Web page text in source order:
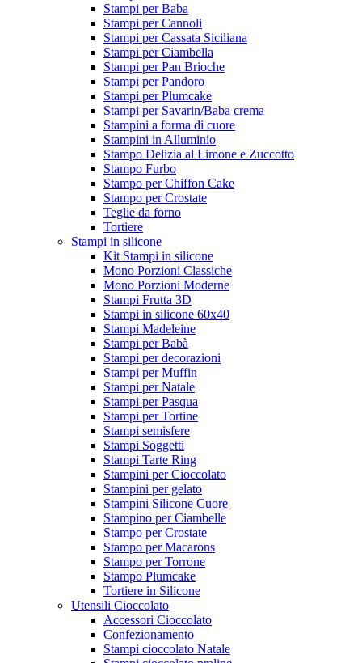
Stampi per Baba
Stampi per Cannoli
Stampi per Cassata Siciliana
Stampi per Ciambella
Stampi per Pan Brioche
Stampi per Pandoro
Stampi per Plumcake
Stampi per Savarin/Baba crema
Stampini a forma di cuore
Stampini in Alluminio
Stampo Delizia al Limone e Zuccotto
Stampo Furbo
Stampo per Chiffon Cake
Stampo per Crostate
Teglie da forno
Tortiere
Stampi in silicone
Kit Stampi in silicone
Mono Porzioni Classiche
Mono Porzioni Moderne
Stampi Frutta 3D
Stampi in silicone 60x40
Stampi Madeleine
Stampi per Babà
Stampi per decorazioni
Stampi per Muffin
Stampi per Natale
Stampi per Pasqua
Stampi per Tortine
Stampi semisfere
Stampi Soggetti
Stampi Tarte Ring
Stampini per Cioccolato
Stampini per gelato
Stampini Silicone Cuore
Stampino per Ciambelle
Stampo per Crostate
Stampo per Macarons
Stampo per Torrone
Stampo Plumcake
Tortiere in Silicone
Utensili Cioccolato
Accessori Cioccolato
Confezionamento
Stampi cioccolato Natale